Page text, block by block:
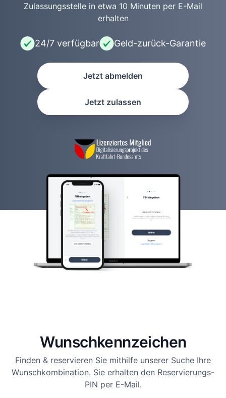
Zulassungsstelle in etwa 10 Minuten per E-Mail
erhalten
24/7 verfügbar Geld-zurück-Garantie
Jetzt abmelden
Jetzt zulassen
Wunsch­kennzeichen
Finden & reservieren Sie mithilfe unserer Suche Ihre
Wunschkombination. Sie erhalten den Reservierungs-
PIN per E-Mail.